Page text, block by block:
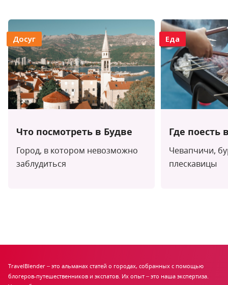
Досуг
Что посмотреть в Будве
Город, в котором невозможно
заблудиться
Еда
Где поесть
Чевапчичи,
плескавицы
TravelBlender – это альманах статей о городах, собранных с помощью
блогеров-путешественников и экспатов. Их опыт – это наша экспертиза.